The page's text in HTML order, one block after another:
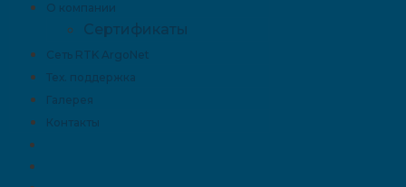
О компании
Сертификаты
Сеть RTK ArgoNet
Тех. поддержка
Галерея
Контакты